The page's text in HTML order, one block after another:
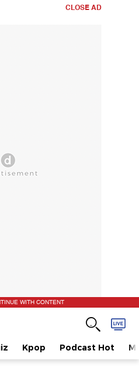
CLOSE AD
WITH CONTENT
Kpop Podcast Hot